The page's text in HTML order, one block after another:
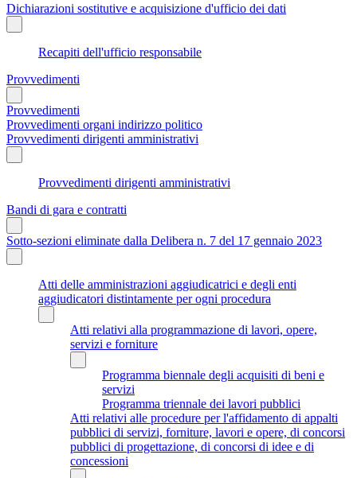
Dichiarazioni sostitutive e acquisizione d'ufficio dei dati
Recapiti dell'ufficio responsabile
Provvedimenti
Provvedimenti
Provvedimenti organi indirizzo politico
Provvedimenti dirigenti amministrativi
Provvedimenti dirigenti amministrativi
Bandi di gara e contratti
Sotto-sezioni eliminate dalla Delibera n. 7 del 17 gennaio 2023
Atti delle amministrazioni aggiudicatrici e degli enti
aggiudicatori distintamente per ogni procedura
Atti relativi alla programmazione di lavori, opere,
servizi e forniture
Programma biennale degli acquisiti di beni e
servizi
Programma triennale dei lavori pubblici
Atti relativi alle procedure per l'affidamento di appalti
pubblici di servizi, forniture, lavori e opere, di concorsi
pubblici di progettazione, di concorsi di idee e di
concessioni